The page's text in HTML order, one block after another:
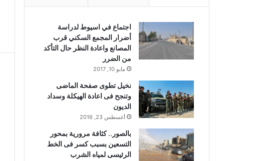
اجتماع في اسيوط لدراسة
أضرار المجمع السكني قرب
المصانع واعادة النظر حال التأكد
من الضرر
مايو 10, 2017
نخيل تطوى صفحة الماضى
وتنجح فى اعادة الهيكلة وسداد
الديون
أغسطس 23, 2016
بالصور.. كثافة مرورية بمحور
التسعين بسبب كسر فى الخط
الرئيسى لمياه الشرب